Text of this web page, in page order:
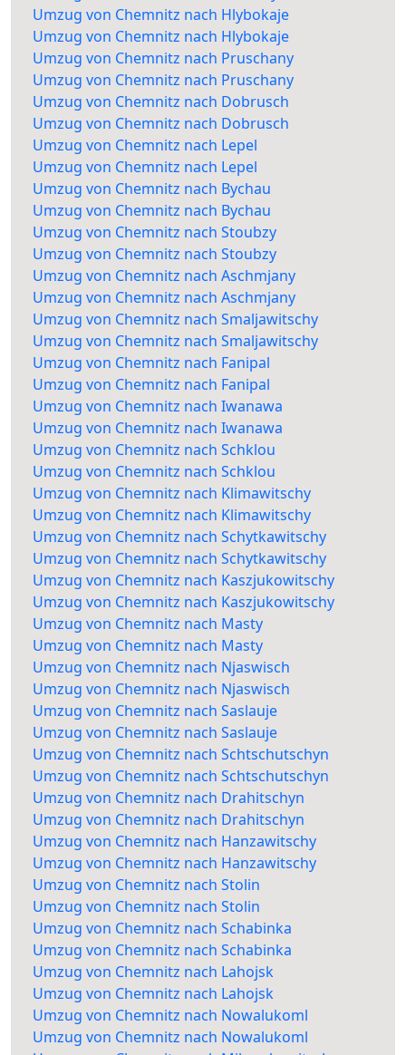
Umzug von Chemnitz nach Hlybokaje
Umzug von Chemnitz nach Hlybokaje
Umzug von Chemnitz nach Pruschany
Umzug von Chemnitz nach Pruschany
Umzug von Chemnitz nach Dobrusch
Umzug von Chemnitz nach Dobrusch
Umzug von Chemnitz nach Lepel
Umzug von Chemnitz nach Lepel
Umzug von Chemnitz nach Bychau
Umzug von Chemnitz nach Bychau
Umzug von Chemnitz nach Stoubzy
Umzug von Chemnitz nach Stoubzy
Umzug von Chemnitz nach Aschmjany
Umzug von Chemnitz nach Aschmjany
Umzug von Chemnitz nach Smaljawitschy
Umzug von Chemnitz nach Smaljawitschy
Umzug von Chemnitz nach Fanipal
Umzug von Chemnitz nach Fanipal
Umzug von Chemnitz nach Iwanawa
Umzug von Chemnitz nach Iwanawa
Umzug von Chemnitz nach Schklou
Umzug von Chemnitz nach Schklou
Umzug von Chemnitz nach Klimawitschy
Umzug von Chemnitz nach Klimawitschy
Umzug von Chemnitz nach Schytkawitschy
Umzug von Chemnitz nach Schytkawitschy
Umzug von Chemnitz nach Kaszjukowitschy
Umzug von Chemnitz nach Kaszjukowitschy
Umzug von Chemnitz nach Masty
Umzug von Chemnitz nach Masty
Umzug von Chemnitz nach Njaswisch
Umzug von Chemnitz nach Njaswisch
Umzug von Chemnitz nach Saslauje
Umzug von Chemnitz nach Saslauje
Umzug von Chemnitz nach Schtschutschyn
Umzug von Chemnitz nach Schtschutschyn
Umzug von Chemnitz nach Drahitschyn
Umzug von Chemnitz nach Drahitschyn
Umzug von Chemnitz nach Hanzawitschy
Umzug von Chemnitz nach Hanzawitschy
Umzug von Chemnitz nach Stolin
Umzug von Chemnitz nach Stolin
Umzug von Chemnitz nach Schabinka
Umzug von Chemnitz nach Schabinka
Umzug von Chemnitz nach Lahojsk
Umzug von Chemnitz nach Lahojsk
Umzug von Chemnitz nach Nowalukoml
Umzug von Chemnitz nach Nowalukoml